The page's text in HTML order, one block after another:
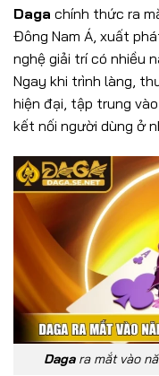
Daga chính thức ra
Đông Nam Á, xuất
nghệ giải trí có nhiều
Ngay khi trình làng,
hiện đại, tập trung
kết nối người dùng ở
Dagara mắt vào